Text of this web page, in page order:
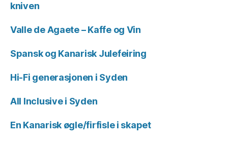
kniven
Valle de Agaete – Kaffe og Vin
Spansk og Kanarisk Julefeiring
Hi-Fi generasjonen i Syden
All Inclusive i Syden
En Kanarisk øgle/firfisle i skapet